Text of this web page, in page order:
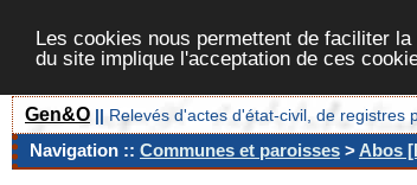
Les cookies nous permettent de faciliter
du site implique l'acceptation de ces
Gen&O || Relevés d'actes d'état-civil, de registres
Navigation :: Communes et paroisses >Abos